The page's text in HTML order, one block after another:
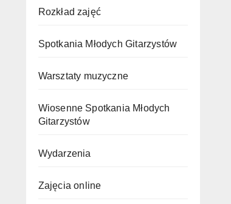
Rozkład zajęć
Spotkania Młodych Gitarzystów
Warsztaty muzyczne
Wiosenne Spotkania Młodych
Gitarzystów
Wydarzenia
Zajęcia online